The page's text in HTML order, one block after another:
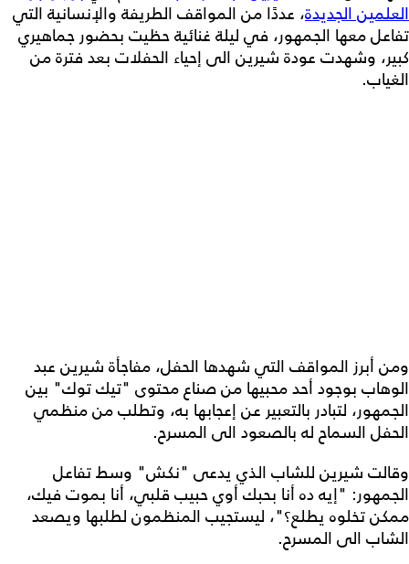
العلمين الجديدة، عددًا من المواقف الطريفة والإنسانية التي
تفاعل معها الجمهور، في ليلة غنائية حظيت بحضور جماهيري
كبير، وشهدت عودة شيرين الى إحياء الحفلات بعد فترة من
الغياب.
ومن أبرز المواقف التي شهدها الحفل، مفاجأة شيرين عبد
الوهاب بوجود أحد محبيها من صناع محتوى "تيك توك" بين
الجمهور، لتبادر بالتعبير عن إعجابها به، وتطلب من منظمي
الحفل السماح له بالصعود الى المسرح.
وقالت شيرين للشاب الذي يدعى "نكش" وسط تفاعل
الجمهور: "إيه ده أنا بحبك أوي حبيب قلبي، أنا بموت فيك،
ممكن تخلوه يطلع؟"، ليستجيب المنظمون لطلبها ويصعد
الشاب الى المسرح.